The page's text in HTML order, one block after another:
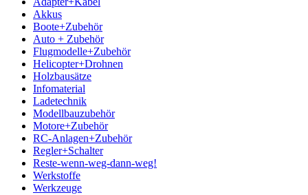
Akkus
Boote+Zubehör
Auto + Zubehör
Flugmodelle+Zubehör
Helicopter+Drohnen
Holzbausätze
Infomaterial
Ladetechnik
Modellbauzubehör
Motore+Zubehör
RC-Anlagen+Zubehör
Regler+Schalter
Reste-wenn-weg-dann-weg!
Werkstoffe
Werkzeuge